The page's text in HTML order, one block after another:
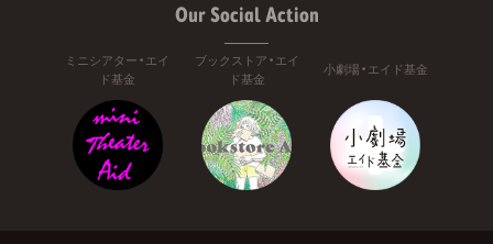
Our Social Action
ミニシアター・エイ
ド基金
ブックストア・エイ
ド基金
小劇場・エイド基金